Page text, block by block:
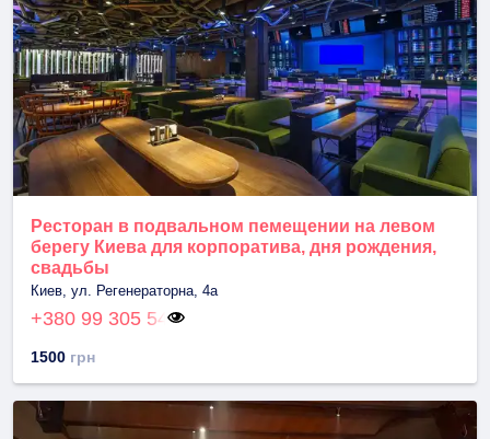
Ресторан в подвальном пемещении на левом
берегу Киева для корпоратива, дня рождения,
свадьбы
Киев, ул. Регенераторна, 4а
+380 99 305 54
1500 грн